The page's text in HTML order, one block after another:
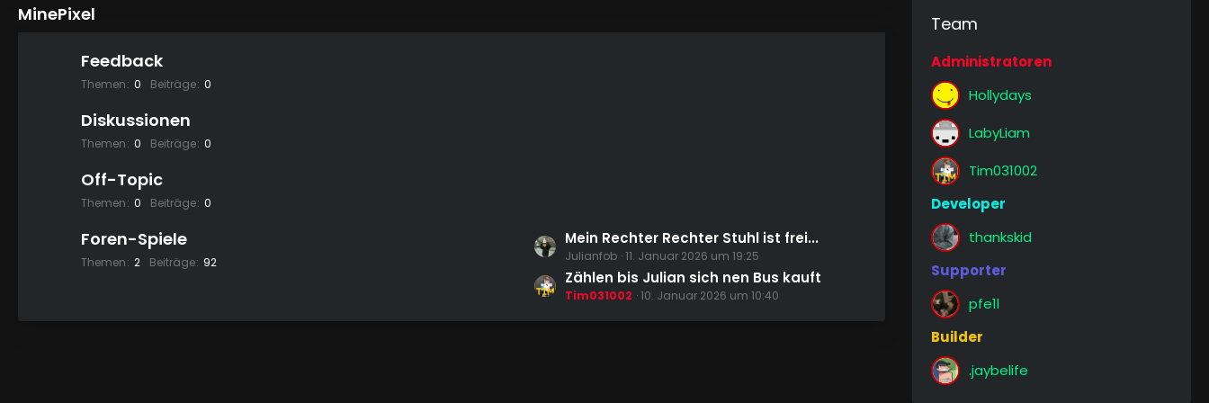
MinePixel
Feedback
Themen 0 Beiträge 0
Diskussionen
Themen 0 Beiträge 0
Off-Topic
Themen 0 Beiträge 0
Foren-Spiele
Themen 2 Beiträge 92
L
e
t
z
t
Mein Rechter Rechter Stuhl ist frei...
Julianfob 11. Januar 2026 um 19:25
Zählen bis Julian sich nen Bus kauft
Tim031002 10. Januar 2026 um 10:40
Team
Administratoren
Hollydays
LabyLiam
Tim031002
Developer
thankskid
Supporter
pfe1l
Builder
.jaybelife